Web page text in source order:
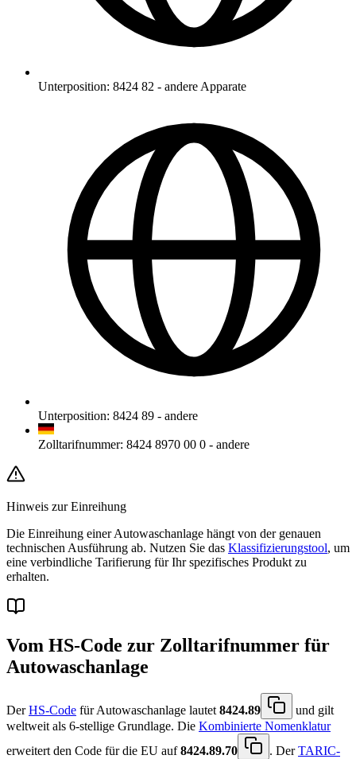
Unterposition: 8424 82 - andere Apparate
Unterposition: 8424 89 - andere
Zolltarifnummer: 8424 8970 00 0 - andere
Hinweis zur Einreihung
Die Einreihung einer Autowaschanlage hängt von der genauen
technischen Ausführung ab. Nutzen Sie das Klassifizierungstool, um
eine verbindliche Tarifierung für Ihr spezifisches Produkt zu
erhalten.
Vom HS-Code zur Zolltarifnummer für
Autowaschanlage
DerHS-Code für Autowaschanlage lautet8424.89
und gilt
weltweit als 6-stellige Grundlage. Die Kombinierte Nomenklatur
erweitert den Code für die EU auf8424.89.70 . DerTARIC-